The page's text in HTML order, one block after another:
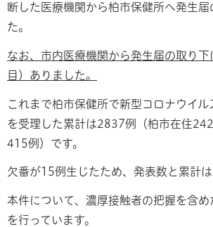
断した医療機関から柏市保健所へ発生届
た。
なお、市内医療機関から発生届の取り
目）ありました。
これまで柏市保健所で新型コロナウイル
を受理した累計は2837例（柏市在住
415例）です。
欠番が15例生じたため、発表数と累計は
本件について、濃厚接触者の把握を含
を行っています。